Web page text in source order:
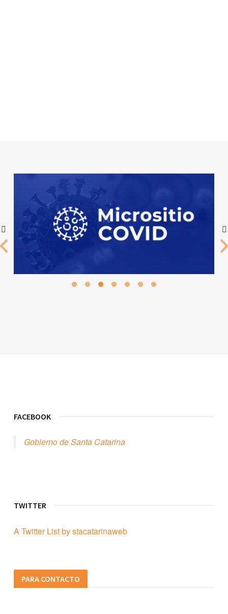
FACEBOOK
Gobierno de Santa Catarina
TWITTER
A Twitter List by stacatarinaweb
PARA CONTACTO